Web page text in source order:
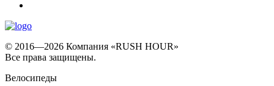
© 2016—2026 Компания «RUSH HOUR»
Все права защищены.
Велосипеды